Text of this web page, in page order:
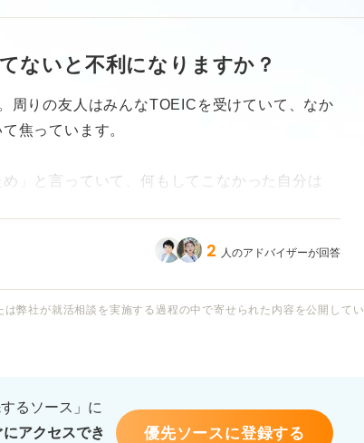
ないと不利になりますか？
周りの友人はみんなTOEICを受けていて、なか
焦っています。
」と言っていて、何もしてこなかった自分は
なく、英語には自信がありません。今からでも
りたいです。
2 人のアドバイザーが回答
弊社が就活相談を実施する過程の中で寄せられた内容を公開してい
るソース」に
アクセスでき
優先ソースに登録する